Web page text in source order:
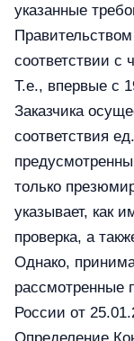
указанные
соответствии с
Т.е., впервые с
Заказчика
соответствия
только
указывает, как
проверка, а
Однако,
России от